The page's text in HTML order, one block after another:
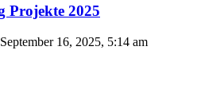
Projekte 2025
September 16, 2025, 5:14 am